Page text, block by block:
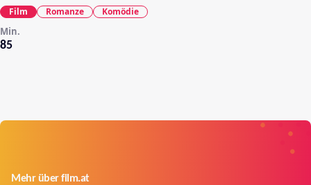
85
Min.
Film Romanze Komödie
Mehr über film.at